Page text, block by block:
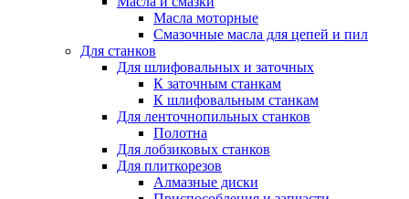
Масла моторные
Смазочные масла для цепей и пил
Для станков
Для шлифовальных и заточных
К заточным станкам
К шлифовальным станкам
Для ленточнопильных станков
Полотна
Для лобзиковых станков
Для плиткорезов
Алмазные диски